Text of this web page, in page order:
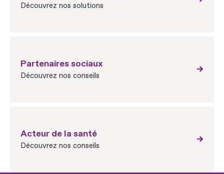
Découvrez nos solutions
Partenaires sociaux
Découvrez nos conseils
Acteur de la santé
Découvrez nos conseils